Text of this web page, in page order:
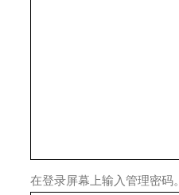
在登录屏幕上输入管理密码。